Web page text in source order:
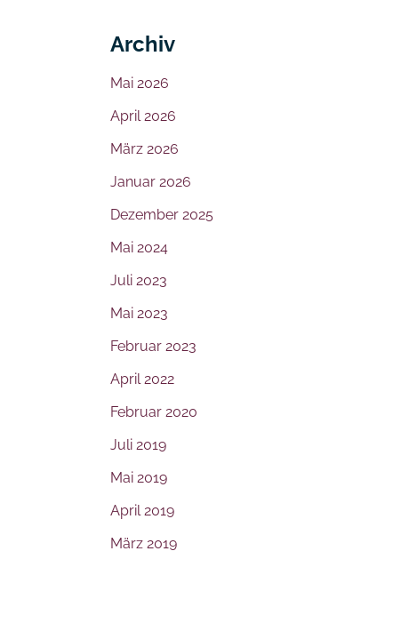
Archiv
Mai 2026
April 2026
März 2026
Januar 2026
Dezember 2025
Mai 2024
Juli 2023
Mai 2023
Februar 2023
April 2022
Februar 2020
Juli 2019
Mai 2019
April 2019
März 2019